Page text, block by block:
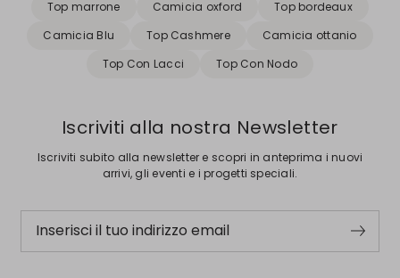
Top marrone
Camicia oxford
Top bordeaux
Camicia Blu
Top Cashmere
Camicia ottanio
Top Con Lacci
Top Con Nodo
Iscriviti alla nostra Newsletter
Iscriviti subito alla newsletter e scopri in anteprima i nuovi
arrivi, gli eventi e i progetti speciali.
Inserisci il tuo indirizzo email